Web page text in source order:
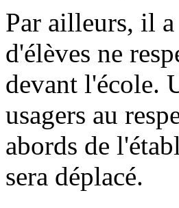
Par ailleurs, il a
d'élèves ne
devant l'école.
usagers au
abords de
sera déplacé.